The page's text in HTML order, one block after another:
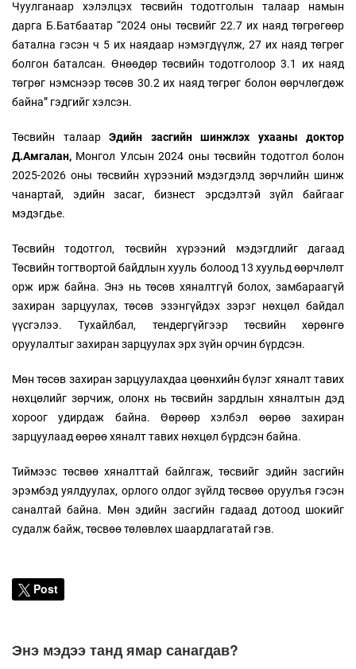
Чуулганаар хэлэлцэх төсвийн тодотголын талаар намын
дарга Б.Батбаатар “2024 оны төсвийг 22.7 их наяд төгрөгөөр
батална гэсэн ч 5 их наядаар нэмэгдүүлж, 27 их наяд төгрөг
болгон баталсан. Өнөөдөр төсвийн тодотголоор 3.1 их наяд
төгрөг нэмснээр төсөв 30.2 их наяд төгрөг болон өөрчлөгдөж
байна” гэдгийг хэлсэн.
Төсвийн талаар Эдийн засгийн шинжлэх ухааны доктор
Д.Амгалан, Монгол Улсын 2024 оны төсвийн тодотгол болон
2025-2026 оны төсвийн хүрээний мэдэгдэлд зөрчлийн шинж
чанартай, эдийн засаг, бизнест эрсдэлтэй зүйл байгааг
мэдэгдье.
Төсвийн тодотгол, төсвийн хүрээний мэдэгдлийг дагаад
Төсвийн тогтвортой байдлын хууль болоод 13 хуульд өөрчлөлт
орж ирж байна. Энэ нь төсөв хяналтгүй болох, замбараагүй
захиран зарцуулах, төсөв эзэнгүйдэх зэрэг нөхцөл байдал
үүсгэлээ. Тухайлбал, тендергүйгээр төсвийн хөрөнгө
оруулалтыг захиран зарцуулах эрх зүйн орчин бүрдсэн.
Мөн төсөв захиран зарцуулахдаа цөөнхийн бүлэг хяналт тавих
нөхцөлийг зөрчиж, олонх нь төсвийн зардлын хяналтын дэд
хороог удирдаж байна. Өөрөөр хэлбэл өөрөө захиран
зарцуулаад өөрөө хяналт тавих нөхцөл бүрдсэн байна.
Тиймээс төсвөө хяналттай байлгаж, төсвийг эдийн засгийн
эрэмбэд уялдуулах, орлого олдог зүйлд төсвөө оруулъя гэсэн
саналтай байна. Мөн эдийн засгийн гадаад дотоод шокийг
судалж байж, төсвөө төлөвлөх шаардлагатай гэв.
Post
Энэ мэдээ танд ямар санагдав?